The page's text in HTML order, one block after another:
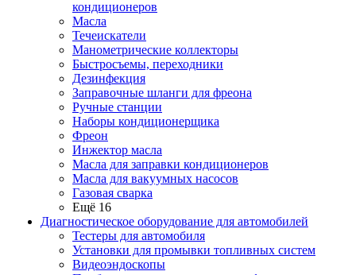
кондиционеров
Масла
Течеискатели
Манометрические коллекторы
Быстросъемы, переходники
Дезинфекция
Заправочные шланги для фреона
Ручные станции
Наборы кондиционерщика
Фреон
Инжектор масла
Масла для заправки кондиционеров
Масла для вакуумных насосов
Газовая сварка
Ещё 16
Диагностическое оборудование для автомобилей
Тестеры для автомобиля
Установки для промывки топливных систем
Видеоэндоскопы